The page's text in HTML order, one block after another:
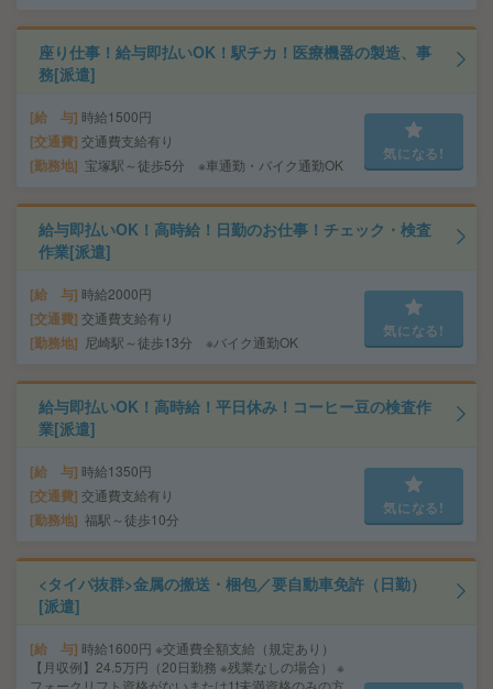
座り仕事！給与即払いOK！駅チカ！医療機器の製造、事
務[派遣]
給 与 時給1500円
交通費 交通費支給有り
勤務地 宝塚駅～徒歩5分 ※車通勤・バイク通勤OK
気になる!
給与即払いOK！高時給！日勤のお仕事！チェック・検査
作業[派遣]
給 与 時給2000円
交通費 交通費支給有り
勤務地 尼崎駅～徒歩13分 ※バイク通勤OK
気になる!
給与即払いOK！高時給！平日休み！コーヒー豆の検査作
業[派遣]
給 与 時給1350円
交通費 交通費支給有り
勤務地 福駅～徒歩10分
気になる!
<タイパ抜群>金属の搬送・梱包／要自動車免許（日勤）
[派遣]
給 与 時給1600円 ※交通費全額支給（規定あり）
【月収例】24.5万円（20日勤務 ※残業なしの場合） ※